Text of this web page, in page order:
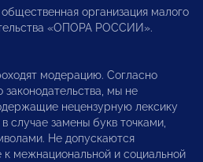
организация малого
«ОПОРА РОССИИ».
модерацию. Согласно
мы не
нецензурную лексику
случае замены букв точками,
Не допускаются
межнациональной и социальной